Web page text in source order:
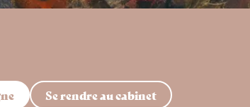
Se rendre au cabinet